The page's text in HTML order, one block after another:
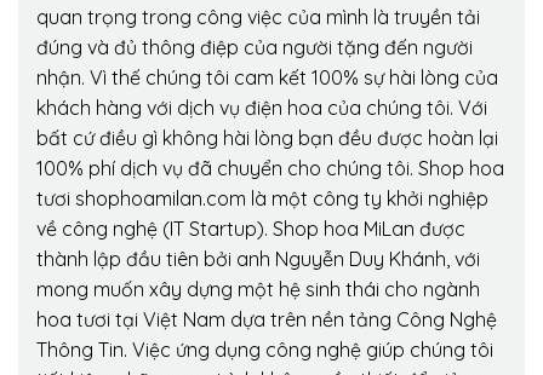
quan trọng trong công việc của mình là truyền tải
đúng và đủ thông điệp của người tặng đến người
nhận. Vì thế chúng tôi cam kết 100% sự hài lòng của
khách hàng với dịch vụ điện hoa của chúng tôi. Với
bất cứ điều gì không hài lòng bạn đều được hoàn lại
100% phí dịch vụ đã chuyển cho chúng tôi. Shop hoa
tươi shophoamilan.com là một công ty khởi nghiệp
về công nghệ (IT Startup). Shop hoa MiLan được
thành lập đầu tiên bởi anh Nguyễn Duy Khánh, với
mong muốn xây dựng một hệ sinh thái cho ngành
hoa tươi tại Việt Nam dựa trên nền tảng Công Nghệ
Thông Tin. Việc ứng dụng công nghệ giúp chúng tôi